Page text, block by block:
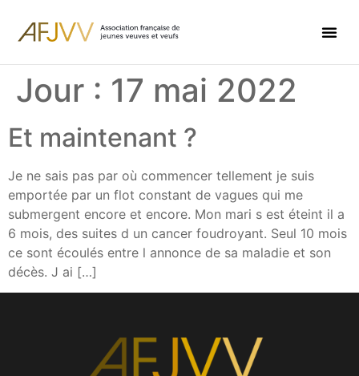
Jour : 17 mai 2022
Et maintenant ?
Je ne sais pas par où commencer tellement je suis
emportée par un flot constant de vagues qui me
submergent encore et encore. Mon mari s est éteint il a
6 mois, des suites d un cancer foudroyant. Seul 10 mois
ce sont écoulés entre l annonce de sa maladie et son
décès. J ai […]